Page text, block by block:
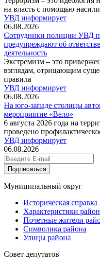
на власть с помощью
УВД информирует
06.08.2026
Сотрудники полиции УВД
предупреждают об
деятельность
Экстремизм – это
взглядам, отрицающим
правила
УВД информирует
06.08.2026
На юго-западе столицы
мероприятие «Вело»
6 августа 2026 года на
проведено
УВД информирует
06.08.2026
Подписаться
Муниципальный округ
Историческая справка
Характеристики
Почетные жители
Символика района
Улицы района
Совет депутатов